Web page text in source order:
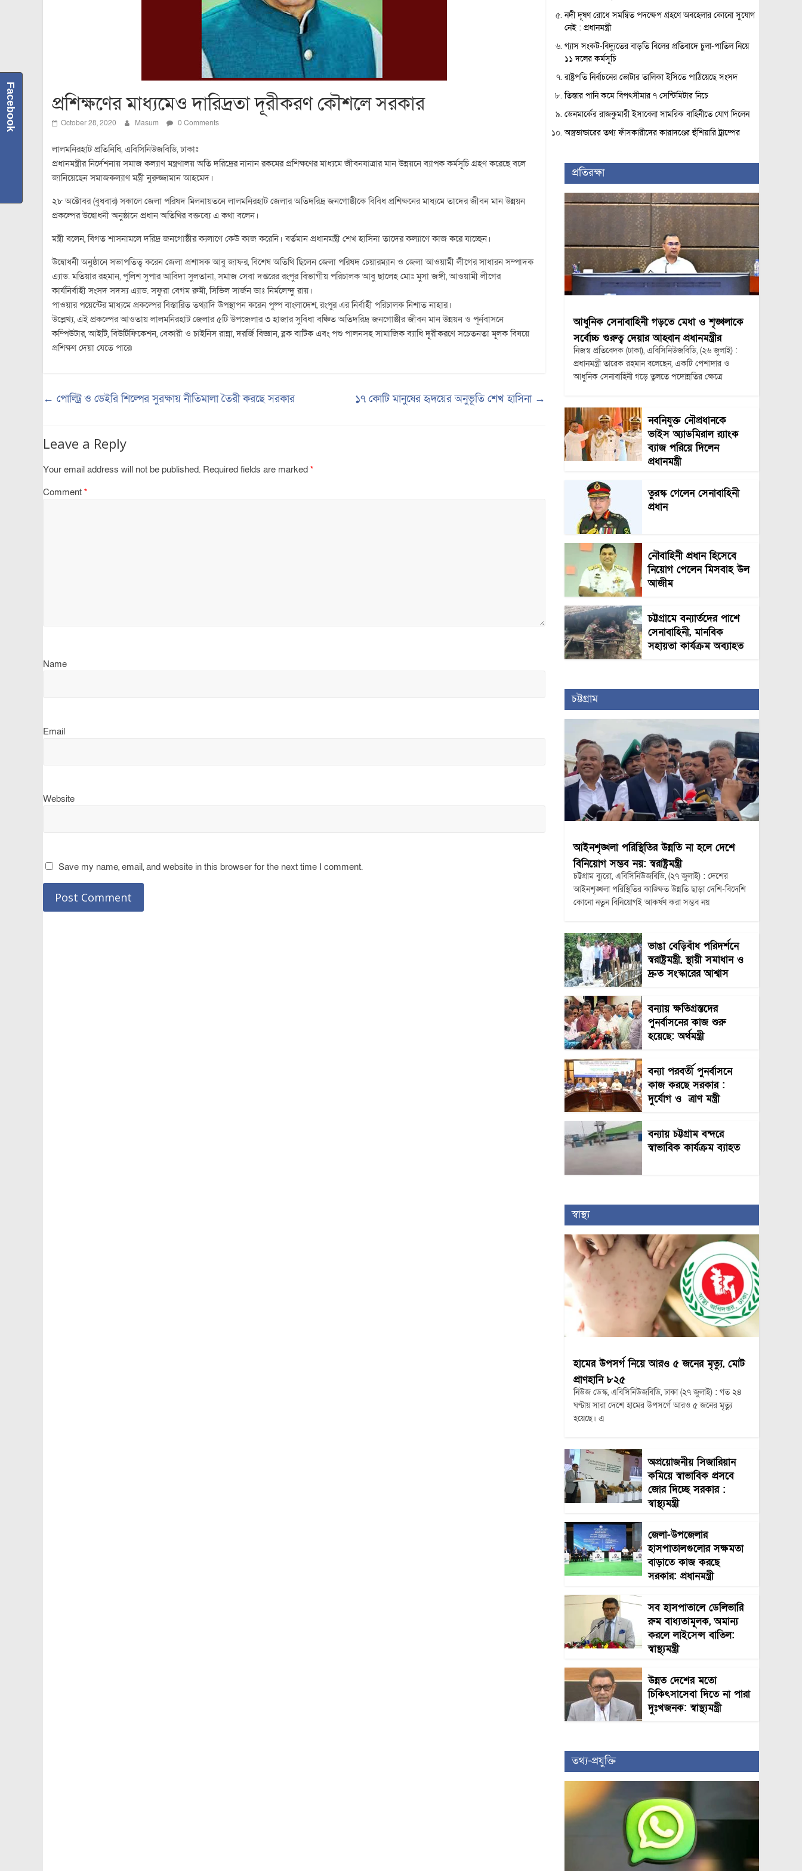
প্রশিক্ষণের মাধ্যমেও দারিদ্রতা দূরীকরণ কৌশলে সরকার
October 28, 2020 Masum 0 Comments
লালমনিরহাট প্রতিনিধি, এবিসিনিউজবিডি, ঢাকাঃ
প্রধানমন্ত্রীর নির্দেশনায় সমাজ কল্যাণ মন্ত্রণালয় অতি দরিদ্রের নানান রকমের প্রশিক্ষণের মাধ্যমে জীবনযাত্রার মান উন্নয়নে ব্যাপক কর্মসূচি গ্রহণ করেছে বলে
জানিয়েছেন সমাজকল্যাণ মন্ত্রী নুরুজ্জামান আহমেদ।
২৮ অক্টোবর (বুধবার) সকালে জেলা পরিষদ মিলনায়তনে লালমনিরহাট জেলার অতিদরিদ্র জনগোষ্ঠীকে বিবিধ প্রশিক্ষনের মাধ্যমে তাদের জীবন মান উন্নয়ন
প্রকল্পের উদ্বোধনী অনুষ্ঠানে প্রধান অতিথির বক্তব্যে এ কথা বলেন।
মন্ত্রী বলেন, বিগত শাসনামলে দরিদ্র জনগোষ্ঠীর ক্যলাণে কেউ কাজ করেনি। বর্তমান প্রধানমন্ত্রী শেখ হাসিনা তাদের কল্যাণে কাজ করে যাচ্ছেন।
উদ্বোধনী অনুষ্ঠানে সভাপতিত্ব করেন জেলা প্রশাসক আবু জাফর, বিশেষ অতিথি ছিলেন জেলা পরিষদ চেয়ারম্যান ও জেলা আওয়ামী লীগের সাধারন সম্পাদক
এ্যাড. মতিয়ার রহমান, পুলিশ সুপার আবিদা সুলতানা, সমাজ সেবা দপ্তরের রংপুর বিভাগীয় পরিচালক আবু ছালেহ মোঃ মুসা জঙ্গী, আওয়ামী লীগের
কার্যনির্বাহী সংসদ সদস্য এ্যাড. সফুরা বেগম রুমী, সিভিল সার্জন ডাঃ নির্মলেন্দু রায়।
পাওয়ার পয়েন্টের মাধ্যমে প্রকল্পের বিস্তারিত তথ্যাদি উপস্থাপন করেন পুষ্প বাংলাদেশ, রংপুর এর নির্বাহী পরিচালক নিশাত নাহার।
উল্লেখ্য, এই প্রকল্পের আওতায় লালমনিরহাট জেলার ৫টি উপজেলার ৩ হাজার সুবিধা বঞ্চিত অতিদরিদ্র জনগোষ্ঠীর জীবন মান উন্নয়ন ও পূর্নবাসনে
কম্পিউটার, আইটি, বিউটিফিকেশন, বেকারী ও চাইনিস রান্না, দরর্জি বিজ্ঞান, ব্লক বাটিক এবং পশু পালনসহ সামাজিক ব্যাধি দূরীকরণে সচেতনতা মূলক বিষয়ে
প্রশিক্ষণ দেয়া যেতে পারে৷
← পোল্ট্রি ও ডেইরি শিল্পের সুরক্ষায় নীতিমালা তৈরী করছে সরকার ১৭ কোটি মানুষের হৃদয়ের অনুভূতি শেখ হাসিনা →
Leave a Reply
Your email address will not be published. Required fields are marked *
Comment *
Name
Email
Website
Save my name, email, and website in this browser for the next time I comment.
নদী দূষণ রোধে সমন্বিত পদক্ষেপ গ্রহণে অবহেলার কোনো সুযোগ
নেই : প্রধানমন্ত্রী
গ্যাস সংকট-বিদ্যুতের বাড়তি বিলের প্রতিবাদে চুলা-পাতিল নিয়ে
১১ দলের কর্মসূচি
রাষ্ট্রপতি নির্বাচনের ভোটার তালিকা ইসিতে পাঠিয়েছে সংসদ
তিস্তার পানি কমে বিপৎসীমার ৭ সেন্টিমিটার নিচে
ডেনমার্কের রাজকুমারী ইসাবেলা সামরিক বাহিনীতে যোগ দিলেন
অস্ত্রভান্ডারের তথ্য ফাঁসকারীদের কারাদণ্ডের হুঁশিয়ারি ট্রাম্পের
প্রতিরক্ষা
আধুনিক সেনাবাহিনী গড়তে মেধা ও শৃঙ্খলাকে
সর্বোচ্চ গুরুত্ব দেয়ার আহ্বান প্রধানমন্ত্রীর
নিজস্ব প্রতিবেদক (ঢাকা), এবিসিনিউজবিডি, (২৬ জুলাই) :
প্রধানমন্ত্রী তারেক রহমান বলেছেন, একটি পেশাদার ও
আধুনিক সেনাবাহিনী গড়ে তুলতে পদোন্নতির ক্ষেত্রে
নবনিযুক্ত নৌপ্রধানকে
ভাইস অ্যাডমিরাল র‍্যাংক
ব্যাজ পরিয়ে দিলেন
প্রধানমন্ত্রী
তুরস্ক গেলেন সেনাবাহিনী
প্রধান
নৌবাহিনী প্রধান হিসেবে
নিয়োগ পেলেন মিসবাহ উল
আজীম
চট্টগ্রামে বন্যার্তদের পাশে
সেনাবাহিনী, মানবিক
সহায়তা কার্যক্রম অব্যাহত
চট্টগ্রাম
আইনশৃঙ্খলা পরিস্থিতির উন্নতি না হলে দেশে
বিনিয়োগ সম্ভব নয়: স্বরাষ্ট্রমন্ত্রী
চট্টগ্রাম ব্যুরো, এবিসিনিউজবিডি, (২৭ জুলাই) : দেশের
আইনশৃঙ্খলা পরিস্থিতির কাঙ্ক্ষিত উন্নতি ছাড়া দেশি-বিদেশি
কোনো নতুন বিনিয়োগই আকর্ষণ করা সম্ভব নয়
ভাঙা বেড়িবাঁধ পরিদর্শনে
স্বরাষ্ট্রমন্ত্রী, স্থায়ী সমাধান ও
দ্রুত সংস্কারের আশ্বাস
বন্যায় ক্ষতিগ্রস্তদের
পুনর্বাসনের কাজ শুরু
হয়েছে: অর্থমন্ত্রী
বন্যা পরবর্তী পুনর্বাসনে
কাজ করছে সরকার :
দুর্যোগ ও ত্রাণ মন্ত্রী
বন্যায় চট্টগ্রাম বন্দরে
স্বাভাবিক কার্যক্রম ব্যাহত
স্বাস্থ্য
হামের উপসর্গ নিয়ে আরও ৫ জনের মৃত্যু, মোট
প্রাণহানি ৮২৫
নিউজ ডেস্ক, এবিসিনিউজবিডি, ঢাকা (২৭ জুলাই) : গত ২৪
ঘণ্টায় সারা দেশে হামের উপসর্গে আরও ৫ জনের মৃত্যু
হয়েছে। এ
অপ্রয়োজনীয় সিজারিয়ান
কমিয়ে স্বাভাবিক প্রসবে
জোর দিচ্ছে সরকার :
স্বাস্থ্যমন্ত্রী
জেলা-উপজেলার
হাসপাতালগুলোর সক্ষমতা
বাড়াতে কাজ করছে
সরকার: প্রধানমন্ত্রী
সব হাসপাতালে ডেলিভারি
রুম বাধ্যতামূলক, অমান্য
করলে লাইসেন্স বাতিল:
স্বাস্থ্যমন্ত্রী
উন্নত দেশের মতো
চিকিৎসাসেবা দিতে না পারা
দুঃখজনক: স্বাস্থ্যমন্ত্রী
তথ্য-প্রযুক্তি
Facebook